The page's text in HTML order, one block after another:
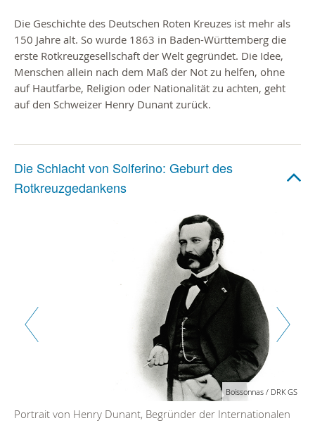
Die Geschichte des Deutschen Roten Kreuzes ist mehr als
150 Jahre alt. So wurde 1863 in Baden-Württemberg die
erste Rotkreuzgesellschaft der Welt gegründet. Die Idee,
Menschen allein nach dem Maß der Not zu helfen, ohne
auf Hautfarbe, Religion oder Nationalität zu achten, geht
auf den Schweizer Henry Dunant zurück.
Die Schlacht von Solferino: Geburt des
Rotkreuzgedankens
Zurück
Boissonnas / DRK GS
Portrait von Henry Dunant, Begründer der Internationalen
Weiter